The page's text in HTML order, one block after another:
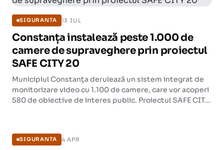
SIGURANTA 13 IUL
Constanța instalează peste 1.000 de
camere de supraveghere prin proiectul
SAFE CITY 20
Municipiul Constanța derulează un sistem integrat de
monitorizare video cu 1.100 de camere, care vor acoperi
580 de obiective de interes public. Proiectul SAFE CITY
SIGURANTA 4 APR